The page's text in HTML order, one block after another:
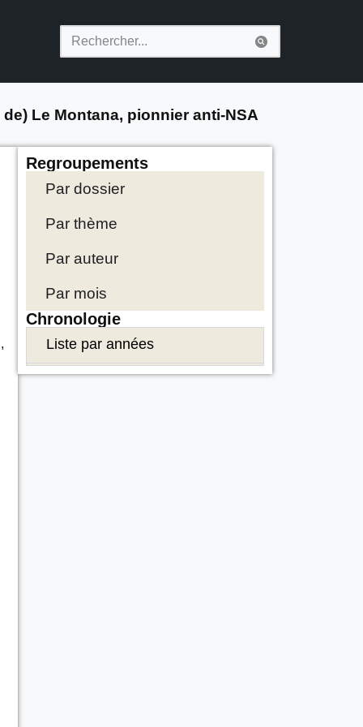
Le Montana, pionnier anti-NSA
Regroupements
Par dossier
Par thème
Par auteur
Par mois
Chronologie
Liste par années